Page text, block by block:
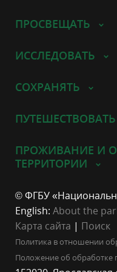
ПРОСВЕЩАТЬ
ИССЛЕДОВАТЬ
СОХРАНЯТЬ
ПУТЕШЕСТВОВАТЬ
ПРОЖИВАНИЕ И
ТЕРРИТОРИИ
© ФГБУ
English: About the
Карта сайта | Поиск
Политика в отношении
Положение об обработке